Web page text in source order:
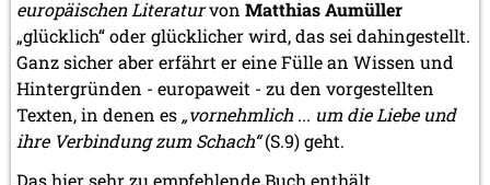
Januar 2012 (5 Einträge)
2011
Dezember 2011 (1 Eintrag)
November 2011 (2 Einträge)
August 2011 (3 Einträge)
Juli 2011 (2 Einträge)
Juni 2011 (2 Einträge)
europäischen Literaturvon Matthias Aumüller
„glücklich“ oder glücklicher wird, das sei dahingestellt.
Ganz sicher aber erfährt er eine Fülle an Wissen und
Hintergründen - europaweit - zu den vorgestellten
Texten, in denen es „vornehmlich ... um die Liebe und
ihre Verbindung zum Schach“(S.9) geht.
Das hier sehr zu empfehlende Buch enthält